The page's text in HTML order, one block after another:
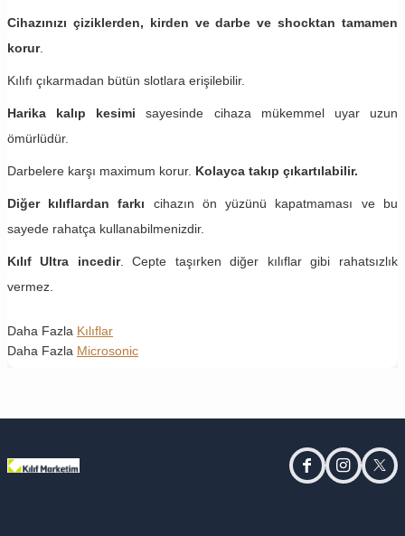
Cihazınızı çiziklerden, kirden ve darbe ve shocktan tamamen
korur.
Kılıfı çıkarmadan bütün slotlara erişilebilir.
Harika kalıp kesimi sayesinde cihaza mükemmel uyar uzun
ömürlüdür.
Darbelere karşı maximum korur. Kolayca takıp çıkartılabilir.
Diğer kılıflardan farkı cihazın ön yüzünü kapatmaması ve bu
sayede rahatça kullanabilmenizdir.
Kılıf Ultra incedir. Cepte taşırken diğer kılıflar gibi rahatsızlık
vermez.
Daha Fazla Kılıflar
Daha Fazla Microsonic
facebookinstagram